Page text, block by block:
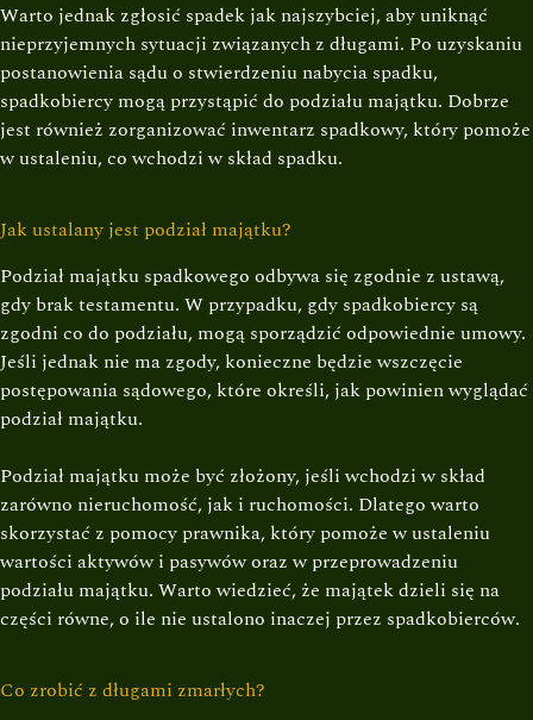
Warto jednak zgłosić spadek jak najszybciej, aby uniknąć
nieprzyjemnych sytuacji związanych z długami. Po uzyskaniu
postanowienia sądu o stwierdzeniu nabycia spadku,
spadkobiercy mogą przystąpić do podziału majątku. Dobrze
jest również zorganizować inwentarz spadkowy, który pomoże
w ustaleniu, co wchodzi w skład spadku.
Jak ustalany jest podział majątku?
Podział majątku spadkowego odbywa się zgodnie z ustawą,
gdy brak testamentu. W przypadku, gdy spadkobiercy są
zgodni co do podziału, mogą sporządzić odpowiednie umowy.
Jeśli jednak nie ma zgody, konieczne będzie wszczęcie
postępowania sądowego, które określi, jak powinien wyglądać
podział majątku.
Podział majątku może być złożony, jeśli wchodzi w skład
zarówno nieruchomość, jak i ruchomości. Dlatego warto
skorzystać z pomocy prawnika, który pomoże w ustaleniu
wartości aktywów i pasywów oraz w przeprowadzeniu
podziału majątku. Warto wiedzieć, że majątek dzieli się na
części równe, o ile nie ustalono inaczej przez spadkobierców.
Co zrobić z długami zmarłych?